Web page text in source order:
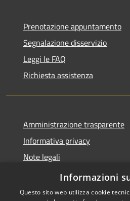
Prenotazione appuntamento
Segnalazione disservizio
Leggi le FAQ
Richiesta assistenza
Amministrazione trasparente
Informativa privacy
Note legali
Dichiarazione di accessibilità
Informazioni
Questo sito web utilizza cookie